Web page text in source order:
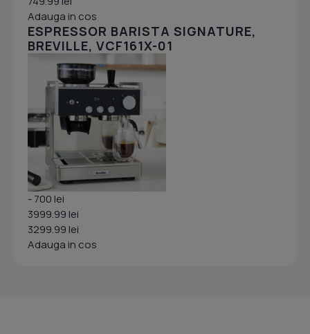
Adauga in cos
ESPRESSOR BARISTA SIGNATURE,
BREVILLE, VCF161X-01
- 700 lei
3999.99 lei
3299.99 lei
Adauga in cos